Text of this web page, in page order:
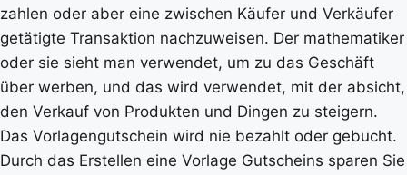
zahlen oder aber eine zwischen Käufer und Verkäufer
getätigte Transaktion nachzuweisen. Der mathematiker
oder sie sieht man verwendet, um zu das Geschäft
über werben, und das wird verwendet, mit der absicht,
den Verkauf von Produkten und Dingen zu steigern.
Das Vorlagengutschein wird nie bezahlt oder gebucht.
Durch das Erstellen eine Vorlage Gutscheins sparen Sie